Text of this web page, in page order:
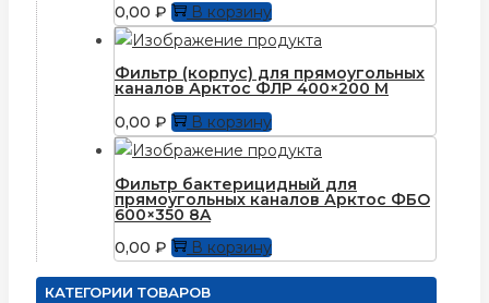
0,00 ₽ В корзину
Фильтр (корпус) для прямоугольныx
каналов Арктос ФЛР 400×200 М
0,00 ₽ В корзину
Фильтр бактерицидный для
прямоугольных каналов Арктос ФБО
600×350 8A
0,00 ₽ В корзину
КАТЕГОРИИ ТОВАРОВ